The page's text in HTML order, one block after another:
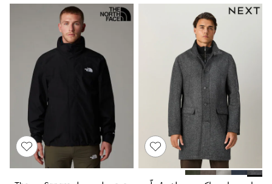
Multipacks
All Girls Sports & Swimwear
Trainers & Pumps
Swimwear
Tops
Leggings
Shorts
Joggers
adidas
Nike
Shop All
Shoes
Coats & Jackets
Bags & Accessories
Shirts
Polo Shirts